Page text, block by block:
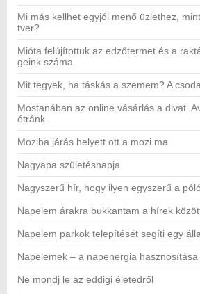
Mi más kellhet egyjól menő üzlethez,
tver?
Mióta felújítottuk az edzőtermet és a
geink száma
Mit tegyek, ha táskás a szemem? A
Mostanában az online vásárlás a divat.
étránk
Moziba járás helyett ott a mozi.ma
Nagyapa születésnapja
Nagyszerű hír, hogy ilyen egyszerű a
Napelem árakra bukkantam a hírek
Napelem parkok telepítését segíti egy
Napelemek – a napenergia hasznosítása
Ne mondj le az eddigi életedről